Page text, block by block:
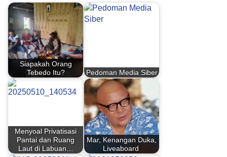
Siapakah Orang
Tebedo Itu?
Pedoman Media Siber
Menyoal Privatisasi
Pantai dan Ruang
Laut di Labuan…
Mar, Kenangan Duka,
Liveaboard